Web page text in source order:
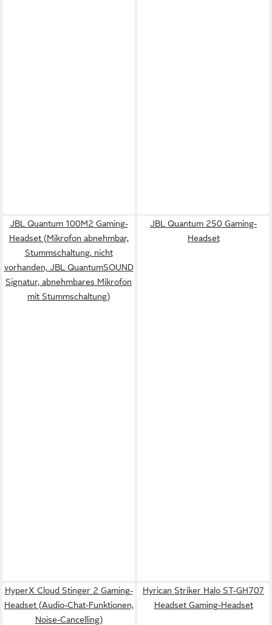
JBL Quantum 100M2 Gaming-
Headset (Mikrofon abnehmbar,
Stummschaltung, nicht
vorhanden, JBL QuantumSOUND
Signatur, abnehmbares Mikrofon
mit Stummschaltung)
JBL Quantum 250 Gaming-
Headset
HyperX Cloud Stinger 2 Gaming-
Headset (Audio-Chat-Funktionen,
Noise-Cancelling)
Hyrican Striker Halo ST-GH707
Headset Gaming-Headset